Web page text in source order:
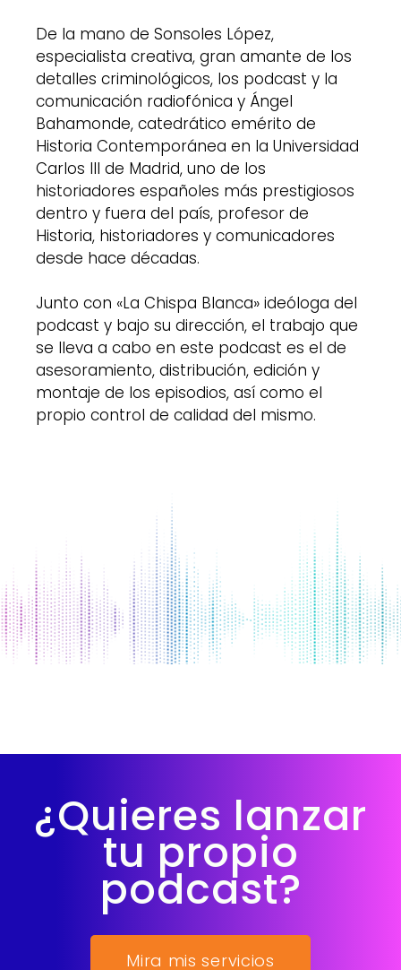
De la mano de Sonsoles López,
especialista creativa, gran amante de los
detalles criminológicos, los podcast y la
comunicación radiofónica y Ángel
Bahamonde, catedrático emérito de
Historia Contemporánea en la Universidad
Carlos III de Madrid, uno de los
historiadores españoles más prestigiosos
dentro y fuera del país, profesor de
Historia, historiadores y comunicadores
desde hace décadas.
Junto con «La Chispa Blanca» ideóloga del
podcast y bajo su dirección, el trabajo que
se lleva a cabo en este podcast es el de
asesoramiento, distribución, edición y
montaje de los episodios, así como el
propio control de calidad del mismo.
¿Quieres lanzar
tu propio
podcast?
Mira mis servicios